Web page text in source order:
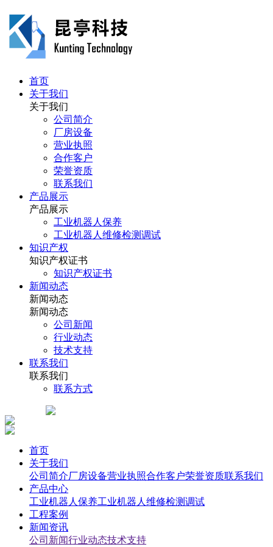
首页
关于我们
关于我们
公司简介
厂房设备
营业执照
合作客户
荣誉资质
联系我们
产品展示
产品展示
工业机器人保养
工业机器人维修检测调试
知识产权
知识产权证书
知识产权证书
新闻动态
新闻动态
新闻动态
公司新闻
行业动态
技术支持
联系我们
联系我们
联系方式
首页
关于我们
公司简介厂房设备营业执照合作客户荣誉资质联系我们
产品中心
工业机器人保养工业机器人维修检测调试
工程案例
新闻资讯
公司新闻行业动态技术支持